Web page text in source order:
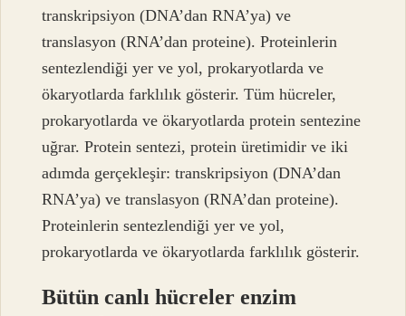
transkripsiyon (DNA’dan RNA’ya) ve
translasyon (RNA’dan proteine). Proteinlerin
sentezlendiği yer ve yol, prokaryotlarda ve
ökaryotlarda farklılık gösterir. Tüm hücreler,
prokaryotlarda ve ökaryotlarda protein sentezine
uğrar. Protein sentezi, protein üretimidir ve iki
adımda gerçekleşir: transkripsiyon (DNA’dan
RNA’ya) ve translasyon (RNA’dan proteine).
Proteinlerin sentezlendiği yer ve yol,
prokaryotlarda ve ökaryotlarda farklılık gösterir.
Bütün canlı hücreler enzim